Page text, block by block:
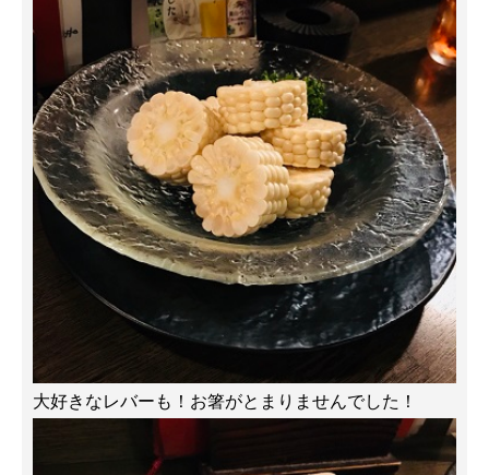
大好きなレバーも！お箸がとまりませんでした！